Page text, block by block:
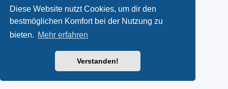
Diese Website nutzt Cookies, um dir den
bestmöglichen Komfort bei der Nutzung zu
bieten. Mehr erfahren
Verstanden!